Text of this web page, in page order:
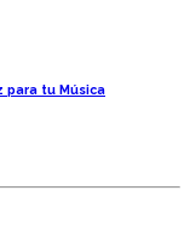
para tu Música